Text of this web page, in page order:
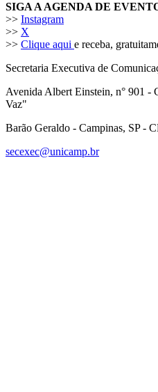
SIGA A AGENDA DE
>> Instagram
>> X
>> Clique aqui e receba,
Secretaria Executiva de
Avenida Albert Einstein, n° 901 -
Vaz"
Barão Geraldo - Campinas, SP -
secexec@unicamp.br